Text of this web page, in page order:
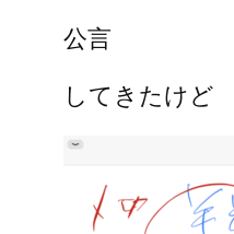
公言
してきたけど